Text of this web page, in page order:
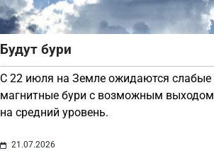
Будут бури
С 22 июля на Земле ожидаются слабые
магнитные бури с возможным выходом
на средний уровень.
21.07.2026